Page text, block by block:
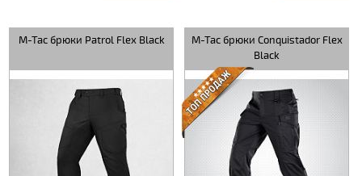
M-Tac брюки Patrol Flex Black
M-Tac брюки Conquistador Flex
Black